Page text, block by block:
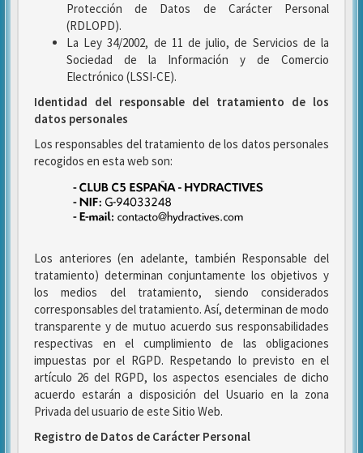
Protección de Datos de Carácter Personal
(RDLOPD).
La Ley 34/2002, de 11 de julio, de Servicios de la
Sociedad de la Información y de Comercio
Electrónico (LSSI-CE).
Identidad del responsable del tratamiento de los
datos personales
Los responsables del tratamiento de los datos personales
recogidos en esta web son:
Los anteriores (en adelante, también Responsable del
tratamiento) determinan conjuntamente los objetivos y
los medios del tratamiento, siendo considerados
corresponsables del tratamiento. Así, determinan de modo
transparente y de mutuo acuerdo sus responsabilidades
respectivas en el cumplimiento de las obligaciones
impuestas por el RGPD. Respetando lo previsto en el
artículo 26 del RGPD, los aspectos esenciales de dicho
acuerdo estarán a disposición del Usuario en la zona
Privada del usuario de este Sitio Web.
Registro de Datos de Carácter Personal